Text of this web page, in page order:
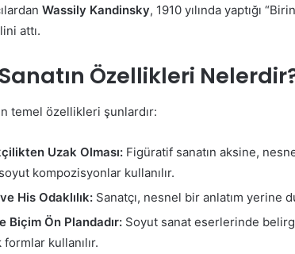
Wassily Kandinsky, 1910 yılında yaptığı
attı.
Özellikleri
temel özellikleri şunlardır:
Uzak Olması: Figüratif sanatın aksine,
kompozisyonlar kullanılır.
His Odaklılık: Sanatçı, nesnel bir anlatım yerine
Biçim Ön Plandadır: Soyut sanat eserlerinde
kullanılır.